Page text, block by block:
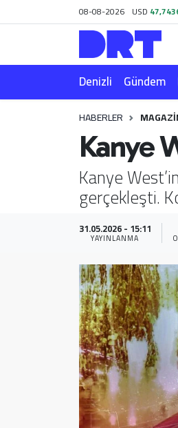
08-08-2026 USD
Denizli Gündem
HABERLER
Kanye
Kanye
gerçekleşti.
31.05.2026 - 15:11
YAYINLANMA
Gündem
Ekonomi
Magazin
Teknoloji
Yazarlar
Resmi İlan
Hava Durumu
Trafik Durumu
Puan Durumu ve Fikstür
Tüm Manşetler
Son Dakika Haberleri
Haber Arşivi